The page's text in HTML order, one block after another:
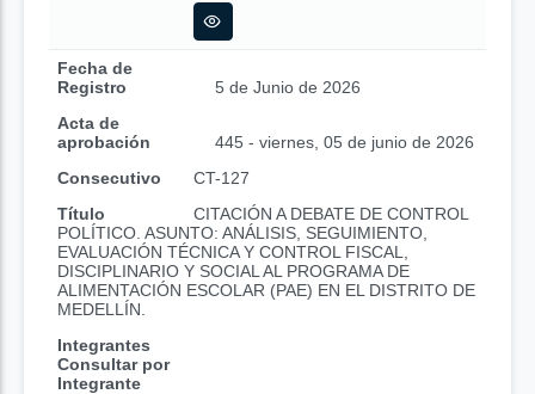
Fecha de
Registro
5 de Junio de 2026
Acta de
aprobación
445 - viernes, 05 de junio de 2026
Consecutivo
CT-127
Título
CITACIÓN A DEBATE DE CONTROL
POLÍTICO. ASUNTO: ANÁLISIS, SEGUIMIENTO,
EVALUACIÓN TÉCNICA Y CONTROL FISCAL,
DISCIPLINARIO Y SOCIAL AL PROGRAMA DE
ALIMENTACIÓN ESCOLAR (PAE) EN EL DISTRITO DE
MEDELLÍN.
Integrantes
Consultar por
Integrante